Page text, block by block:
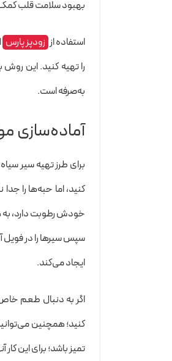
بهبود سلامت قلب
استفاده از زودپز پارس
را تهیه کنید. این
به‌صرفه است.
آماده‌سازی
برای طرز تهیه سیر
خودش رطوبت دارد، به
سپس سیرها را در فویل
ایجاد می‌کند.
اگر به دنبال طعم
کنید؛ همچنین
تمیز باشد؛ برای این